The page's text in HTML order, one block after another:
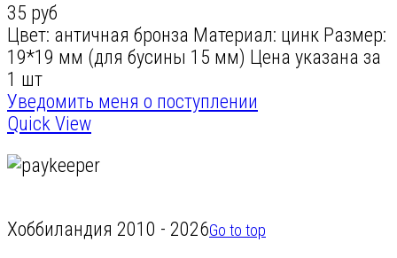
35 руб
Цвет: античная бронза Материал: цинк Размер:
19*19 мм (для бусины 15 мм) Цена указана за
1 шт
Уведомить меня о поступлении
Quick View
Хоббиландия 2010 - 2026Go to top